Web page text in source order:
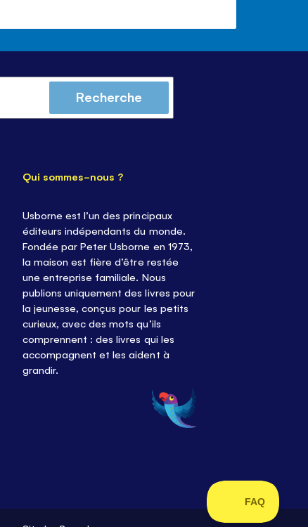
Recherche
Qui sommes-nous ?
Usborne est l’un des principaux
éditeurs indépendants du monde.
Fondée par Peter Usborne en 1973,
la maison est fière d’être restée
une entreprise familiale. Nous
publions uniquement des livres pour
la jeunesse, conçus pour les petits
curieux, avec des mots qu’ils
comprennent : des livres qui les
accompagnent et les aident à
grandir.